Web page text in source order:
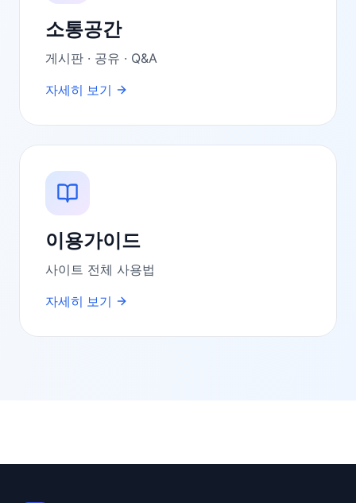
소통공간
게시판 · 공유 · Q&A
자세히 보기
이용가이드
사이트 전체 사용법
자세히 보기